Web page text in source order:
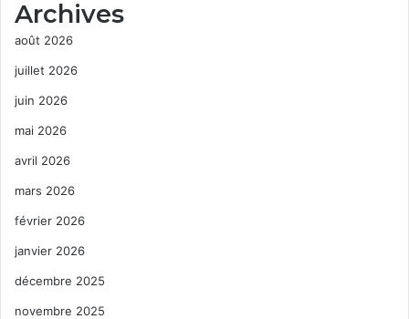
Archives
août 2026
juillet 2026
juin 2026
mai 2026
avril 2026
mars 2026
février 2026
janvier 2026
décembre 2025
novembre 2025